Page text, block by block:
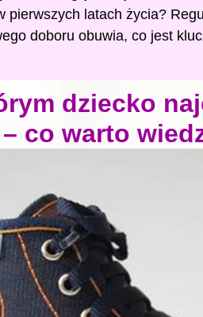
pierwszych latach życia?
doboru obuwia, co jest
dziecko
co warto